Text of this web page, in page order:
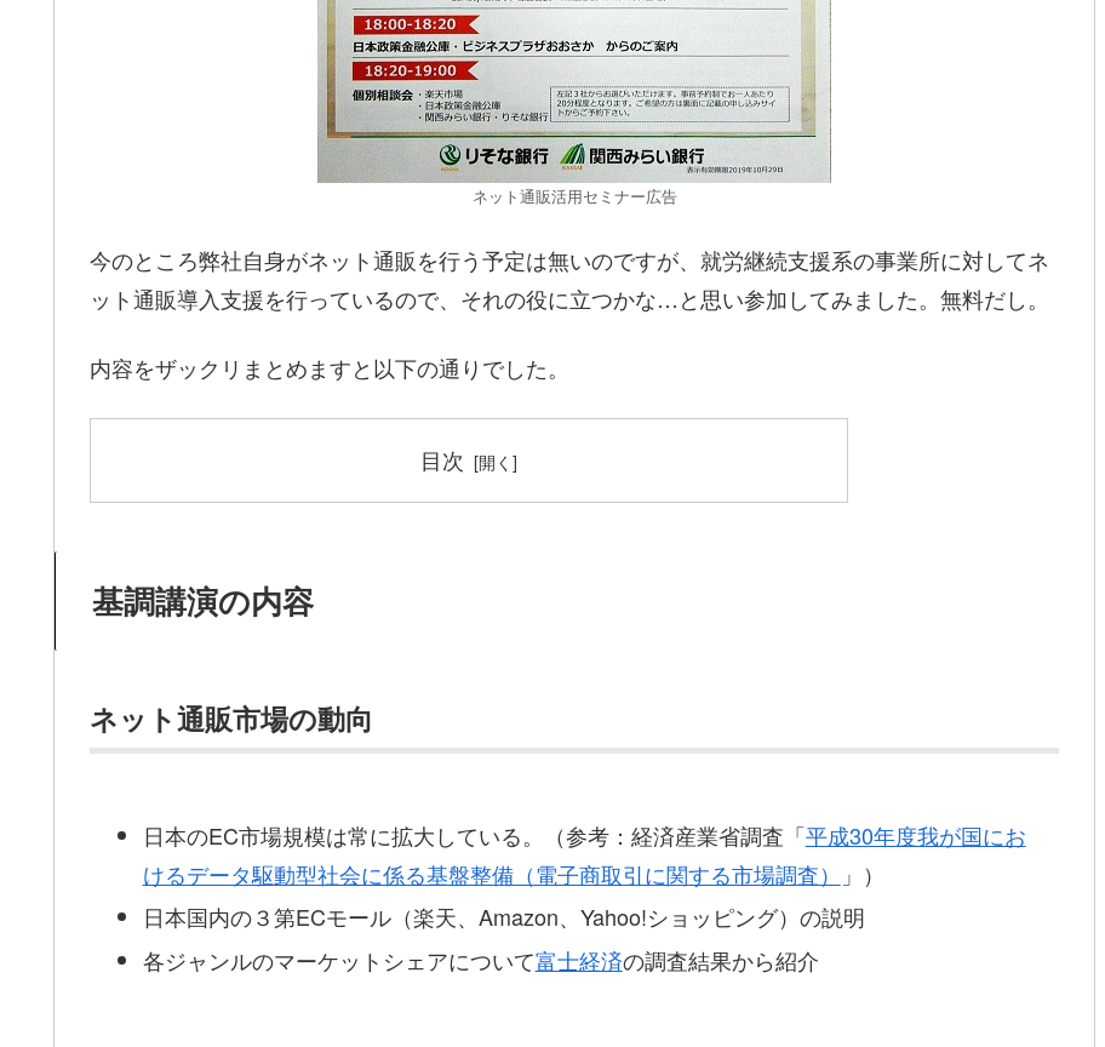
ネット通販活用セミナー広告
今のところ弊社自身がネット通販を行う予定は無いのですが、就労継続支援系の事業所に対してネ
ット通販導入支援を行っているので、それの役に立つかな…と思い参加してみました。無料だし。
内容をザックリまとめますと以下の通りでした。
目次
基調講演の内容
ネット通販市場の動向
日本のEC市場規模は常に拡大している。（参考：経済産業省調査「平成30年度我が国にお
けるデータ駆動型社会に係る基盤整備（電子商取引に関する市場調査）
」）
日本国内の３第ECモール（楽天、Amazon、Yahoo!ショッピング）の説明
各ジャンルのマーケットシェアについて富士経済の調査結果から紹介